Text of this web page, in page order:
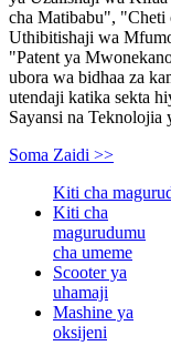
cha Matibabu",
Uthibitishaji wa
"Patent ya
ubora wa bidhaa za
utendaji katika sekta
Sayansi na
Soma Zaidi >>
Kiti cha
Kiti cha
magurudumu
cha umeme
Scooter ya
uhamaji
Mashine ya
oksijeni